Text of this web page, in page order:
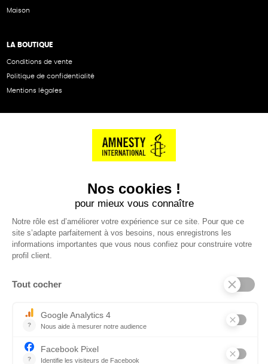
Maison
LA BOUTIQUE
Conditions de vente
Politique de confidentialité
Mentions légales
Nous contacter
Renvoyer des articles
Une boutique élaborée avec par RGOODS